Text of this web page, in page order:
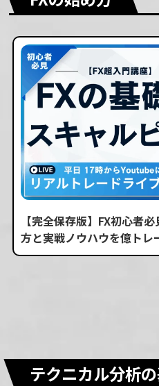
【完全保存版】FX初心者
方と実戦ノウハウを億トレ
テクニカル分析